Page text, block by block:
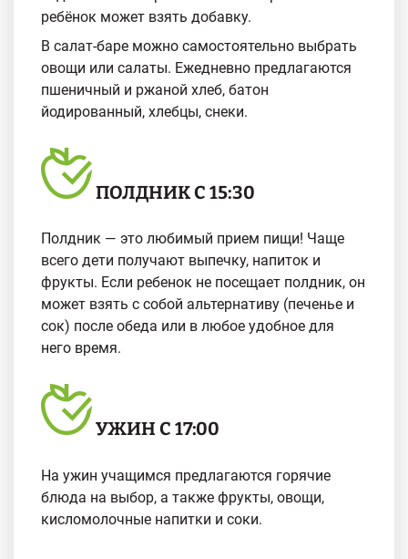
ребёнок может взять добавку.
В салат-баре можно самостоятельно выбрать
овощи или салаты. Ежедневно предлагаются
пшеничный и ржаной хлеб, батон
йодированный, хлебцы, снеки.
ПОЛДНИК С 15:30
Полдник — это любимый прием пищи! Чаще
всего дети получают выпечку, напиток и
фрукты. Если ребенок не посещает полдник, он
может взять с собой альтернативу (печенье и
сок) после обеда или в любое удобное для
него время.
УЖИН С 17:00
На ужин учащимся предлагаются горячие
блюда на выбор, а также фрукты, овощи,
кисломолочные напитки и соки.